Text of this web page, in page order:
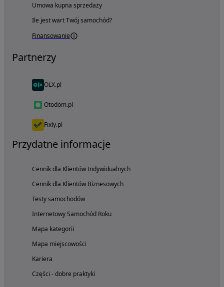
Umowa kupna sprzedaży
Ile jest wart Twój samochód?
Finansowanie
Partnerzy
OLX.pl
Otodom.pl
Fixly.pl
Przydatne informacje
Cennik dla Klientów Indywidualnych
Cennik dla Klientów Biznesowych
Testy samochodów
Internetowy Samochód Roku
Mapa kategorii
Mapa miejscowości
Kariera
Części - dobre praktyki